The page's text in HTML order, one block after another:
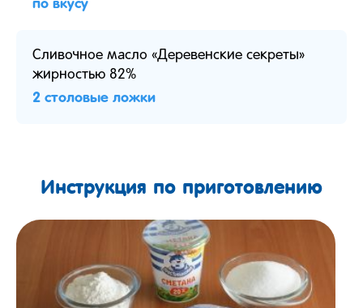
по вкусу
Сливочное масло «Деревенские секреты»
жирностью 82%
2 столовые ложки
Инструкция по приготовлению